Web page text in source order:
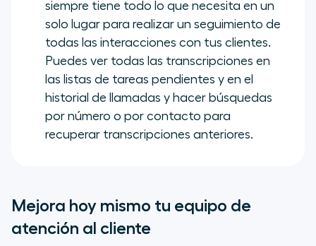
siempre tiene todo lo que necesita en un
solo lugar para realizar un seguimiento de
todas las interacciones con tus clientes.
Puedes ver todas las transcripciones en
las listas de tareas pendientes y en el
historial de llamadas y hacer búsquedas
por número o por contacto para
recuperar transcripciones anteriores.
Mejora hoy mismo tu equipo de
atención al cliente